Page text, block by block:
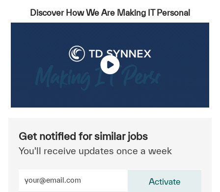
Discover How We Are Making IT Personal
Get notified for similar jobs
You'll receive updates once a week
Activate